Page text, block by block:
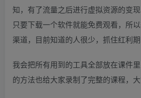
知，有了流量之后进行虚拟资源的变现
只要下载一个软件就能免费观看，所
渠道，目前知道的人很少，抓住红利期
我会把所有用到的工具全部放在课件
的方法也给大家录制了完整的课程，大